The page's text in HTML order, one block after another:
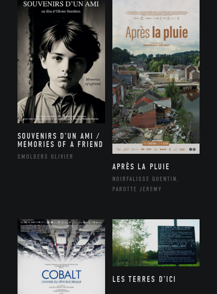
SOUVENIRS D’UN AMI /
MEMORIES OF A FRIEND
SMOLDERS OLIVIER
APRÈS LA PLUIE
NOIRFALISSE QUENTIN,
PAROTTE JEREMY
LES TERRES D’ICI